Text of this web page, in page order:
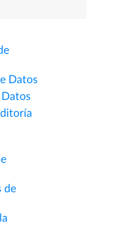
Datos
Datos
de